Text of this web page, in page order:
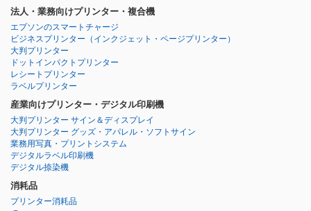
法人・業務向けプリンター・複合機
エプソンのスマートチャージ
ビジネスプリンター （インクジェット・ページプリンター）
大判プリンター
ドットインパクトプリンター
レシートプリンター
ラベルプリンター
産業向けプリンター・デジタル印刷機
大判プリンター サイン＆ディスプレイ
大判プリンター グッズ・アパレル・ソフトサイン
業務用写真・プリントシステム
デジタルラベル印刷機
デジタル捺染機
消耗品
プリンター消耗品